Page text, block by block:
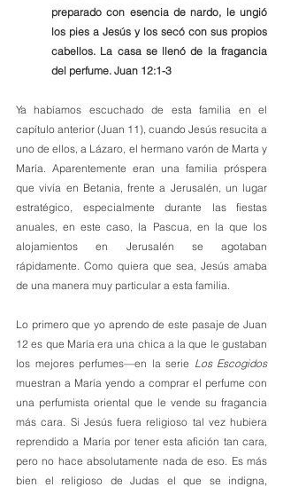
preparado con esencia de nardo, le ungió
los pies a Jesús y los secó con sus propios
cabellos. La casa se llenó de la fragancia
del perfume. Juan 12:1-3
Ya habíamos escuchado de esta familia en el
capítulo anterior (Juan 11), cuando Jesús resucita a
uno de ellos, a Lázaro, el hermano varón de Marta y
María. Aparentemente eran una familia próspera
que vivía en Betania, frente a Jerusalén, un lugar
estratégico, especialmente durante las fiestas
anuales, en este caso, la Pascua, en la que los
alojamientos en Jerusalén se agotaban
rápidamente. Como quiera que sea, Jesús amaba
de una manera muy particular a esta familia.
Lo primero que yo aprendo de este pasaje de Juan
12 es que María era una chica a la que le gustaban
los mejores perfumes—en la serie Los Escogidos
muestran a María yendo a comprar el perfume con
una perfumista oriental que le vende su fragancia
más cara. Si Jesús fuera religioso tal vez hubiera
reprendido a María por tener esta afición tan cara,
pero no hace absolutamente nada de eso. Es más
bien el religioso de Judas el que se indigna,